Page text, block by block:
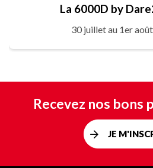
La 6000D by
30 juillet au 1er août
Recevez nos bons
JE